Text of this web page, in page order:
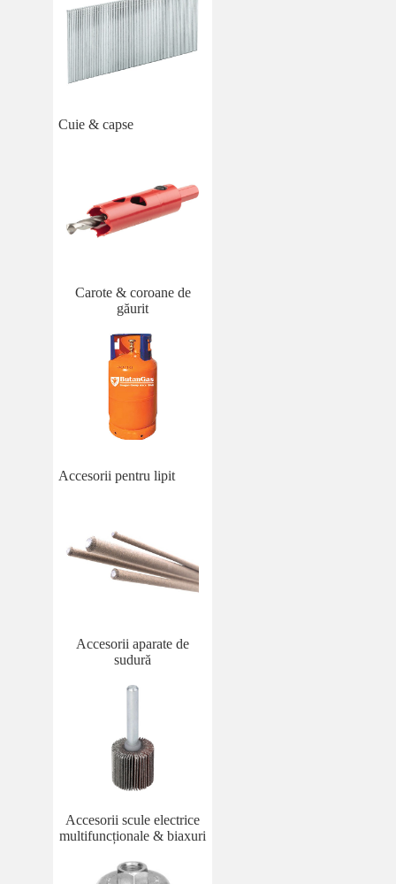
Cuie & capse
Carote & coroane de
găurit
Accesorii pentru lipit
Accesorii aparate de
sudură
Accesorii scule electrice
multifuncționale & biaxuri